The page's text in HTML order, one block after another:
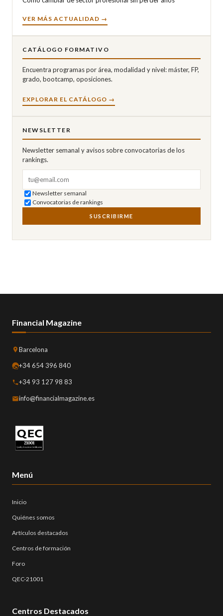
VER MÁS ACTUALIDAD →
CATÁLOGO FORMATIVO
Encuentra programas por área, modalidad y nivel: máster, FP,
grado, bootcamp, oposiciones.
EXPLORAR EL CATÁLOGO →
NEWSLETTER
Newsletter semanal y avisos sobre convocatorias de los
rankings.
Newsletter semanal
Convocatorias de rankings
SUSCRIBIRME
Financial Magazine
Barcelona
+34 654 396 840
+34 93 127 98 83
info@financialmagazine.es
Menú
Inicio
Quiénes somos
Artículos destacados
Centros de formación
Foro
QEC-21001
Centros Destacados